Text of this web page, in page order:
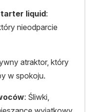
liquid:
nieodparcie
atraktor, który
w spokoju.
: Śliwki,